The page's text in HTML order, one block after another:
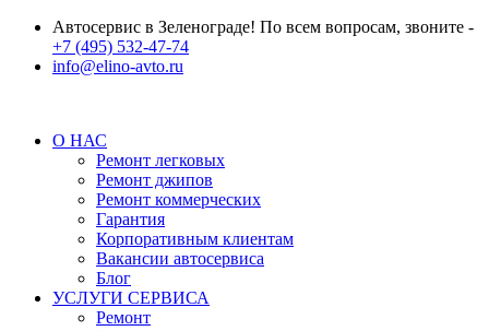
Автосервис в Зеленограде! По всем вопросам, звоните -
+7 (495) 532-47-74
info@elino-avto.ru
О НАС
Ремонт легковых
Ремонт джипов
Ремонт коммерческих
Гарантия
Корпоративным клиентам
Вакансии автосервиса
Блог
УСЛУГИ СЕРВИСА
Ремонт